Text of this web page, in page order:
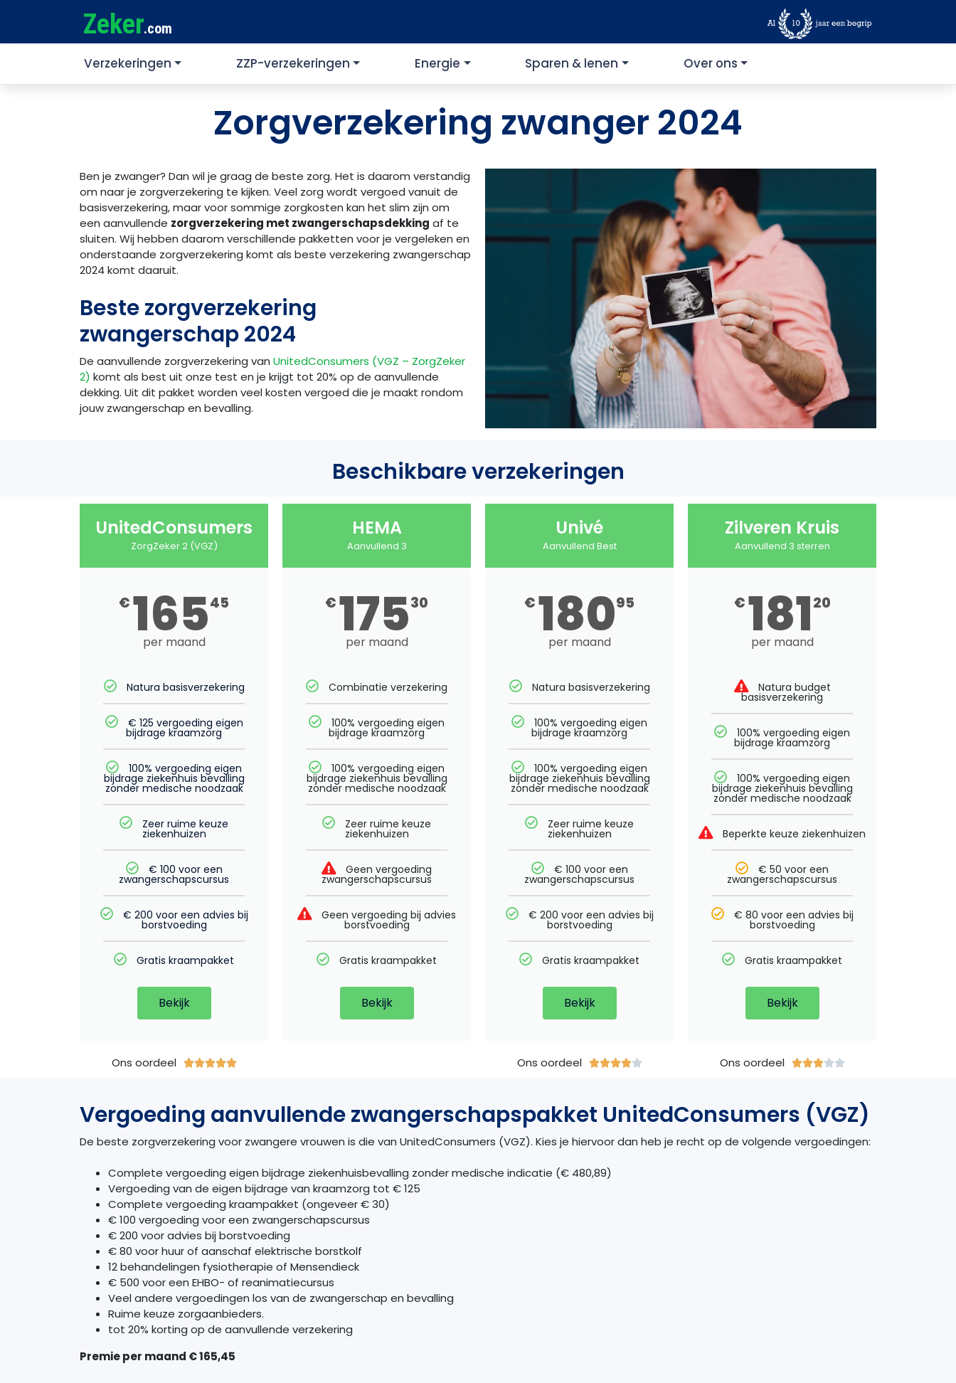
Zeker.com
Verzekeringen ZZP-verzekeringen Energie Sparen & lenen Over ons
Zorgverzekering zwanger 2024
Ben je zwanger? Dan wil je graag de beste zorg. Het is daarom verstandig
om naar je zorgverzekering te kijken. Veel zorg wordt vergoed vanuit de
basisverzekering, maar voor sommige zorgkosten kan het slim zijn om
een aanvullende zorgverzekering met zwangerschapsdekking af te
sluiten. Wij hebben daarom verschillende pakketten voor je vergeleken en
onderstaande zorgverzekering komt als beste verzekering zwangerschap
2024 komt daaruit.
Beste zorgverzekering
zwangerschap 2024
De aanvullende zorgverzekering van UnitedConsumers (VGZ – ZorgZeker
2) komt als best uit onze test en je krijgt tot 20% op de aanvullende
dekking. Uit dit pakket worden veel kosten vergoed die je maakt rondom
jouw zwangerschap en bevalling.
Beschikbare verzekeringen
UnitedConsumers
ZorgZeker 2 (VGZ)
€16545
per maand
Natura basisverzekering
€ 125 vergoeding eigen
bijdrage kraamzorg
100% vergoeding eigen
bijdrage ziekenhuis bevalling
zonder medische noodzaak
Zeer ruime keuze
ziekenhuizen
€ 100 voor een
zwangerschapscursus
€ 200 voor een advies bij
borstvoeding
Gratis kraampakket
Bekijk
Ons oordeel 
HEMA
Aanvullend 3
€17530
per maand
Combinatie verzekering
100% vergoeding eigen
bijdrage kraamzorg
100% vergoeding eigen
bijdrage ziekenhuis bevalling
zonder medische noodzaak
Zeer ruime keuze
ziekenhuizen
Geen vergoeding
zwangerschapscursus
Geen vergoeding bij advies
borstvoeding
Gratis kraampakket
Bekijk
Univé
Aanvullend Best
€18095
per maand
Natura basisverzekering
100% vergoeding eigen
bijdrage kraamzorg
100% vergoeding eigen
bijdrage ziekenhuis bevalling
zonder medische noodzaak
Zeer ruime keuze
ziekenhuizen
€ 100 voor een
zwangerschapscursus
€ 200 voor een advies bij
borstvoeding
Gratis kraampakket
Bekijk
Ons oordeel 
Zilveren Kruis
Aanvullend 3 sterren
€18120
per maand
Natura budget
basisverzekering
100% vergoeding eigen
bijdrage kraamzorg
100% vergoeding eigen
bijdrage ziekenhuis bevalling
zonder medische noodzaak
Beperkte keuze ziekenhuizen
€ 50 voor een
zwangerschapscursus
€ 80 voor een advies bij
borstvoeding
Gratis kraampakket
Bekijk
Ons oordeel 
Vergoeding aanvullende zwangerschapspakket UnitedConsumers (VGZ)
De beste zorgverzekering voor zwangere vrouwen is die van UnitedConsumers (VGZ). Kies je hiervoor dan heb je recht op de volgende vergoedingen:
Complete vergoeding eigen bijdrage ziekenhuisbevalling zonder medische indicatie (€ 480,89)
Vergoeding van de eigen bijdrage van kraamzorg tot € 125
Complete vergoeding kraampakket (ongeveer € 30)
€ 100 vergoeding voor een zwangerschapscursus
€ 200 voor advies bij borstvoeding
€ 80 voor huur of aanschaf elektrische borstkolf
12 behandelingen fysiotherapie of Mensendieck
€ 500 voor een EHBO- of reanimatiecursus
Veel andere vergoedingen los van de zwangerschap en bevalling
Ruime keuze zorgaanbieders.
tot 20% korting op de aanvullende verzekering
Premie per maand € 165,45